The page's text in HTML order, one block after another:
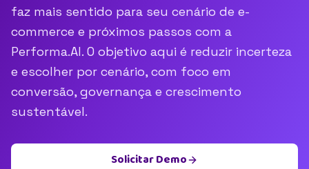
faz mais sentido para seu cenário de e-
commerce e próximos passos com a
Performa.AI. O objetivo aqui é reduzir incerteza
e escolher por cenário, com foco em
conversão, governança e crescimento
sustentável.
Solicitar Demo